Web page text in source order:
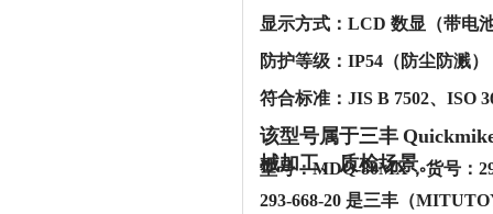
显示方式‌：LCD 数显（带电
‌防护等级‌：IP54（防尘防溅）
符合标准‌：JIS B 7502、ISO
该型号属于三丰
械加工、质检场景。
型号：MDQ-80MX，货号：
293-668-20 是三丰（